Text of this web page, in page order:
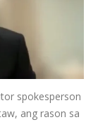
spokesperson
ang rason sa